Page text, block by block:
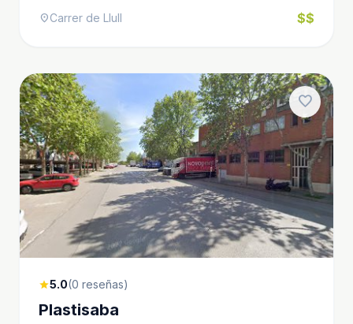
location_onCarrer de Llull $$
favorite
star5.0(0 reseñas)
Plastisaba